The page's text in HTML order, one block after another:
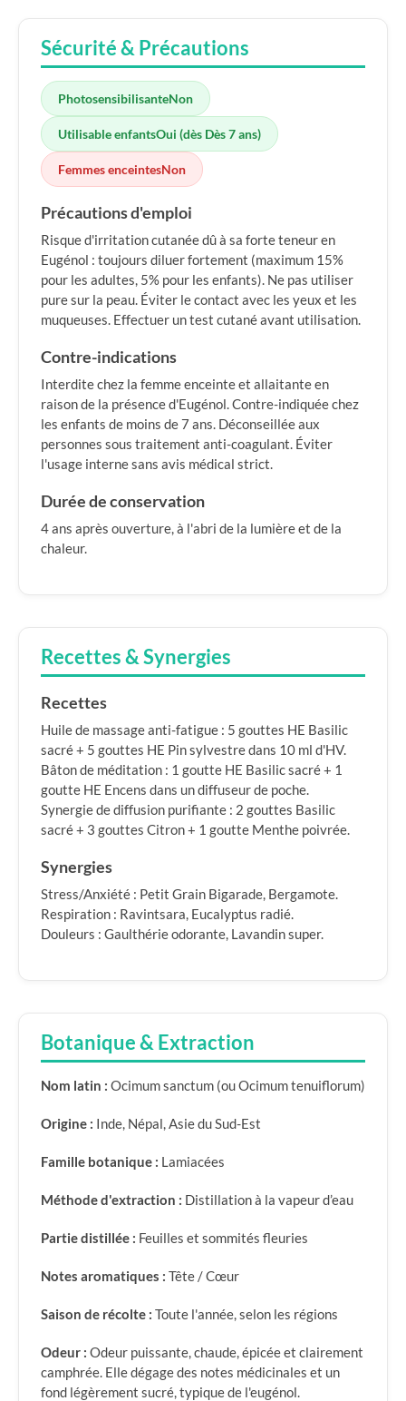
Sécurité & Précautions
PhotosensibilisanteNon
Utilisable enfantsOui (dès Dès 7 ans)
Femmes enceintesNon
Précautions d'emploi
Risque d'irritation cutanée dû à sa forte teneur en
Eugénol : toujours diluer fortement (maximum 15%
pour les adultes, 5% pour les enfants). Ne pas utiliser
pure sur la peau. Éviter le contact avec les yeux et les
muqueuses. Effectuer un test cutané avant utilisation.
Contre-indications
Interdite chez la femme enceinte et allaitante en
raison de la présence d'Eugénol. Contre-indiquée chez
les enfants de moins de 7 ans. Déconseillée aux
personnes sous traitement anti-coagulant. Éviter
l'usage interne sans avis médical strict.
Durée de conservation
4 ans après ouverture, à l'abri de la lumière et de la
chaleur.
Recettes & Synergies
Recettes
Huile de massage anti-fatigue : 5 gouttes HE Basilic
sacré + 5 gouttes HE Pin sylvestre dans 10 ml d'HV.
Bâton de méditation : 1 goutte HE Basilic sacré + 1
goutte HE Encens dans un diffuseur de poche.
Synergie de diffusion purifiante : 2 gouttes Basilic
sacré + 3 gouttes Citron + 1 goutte Menthe poivrée.
Synergies
Stress/Anxiété : Petit Grain Bigarade, Bergamote.
Respiration : Ravintsara, Eucalyptus radié.
Douleurs : Gaulthérie odorante, Lavandin super.
Botanique & Extraction
Nom latin : Ocimum sanctum (ou Ocimum tenuiflorum)
Origine : Inde, Népal, Asie du Sud-Est
Famille botanique : Lamiacées
Méthode d'extraction : Distillation à la vapeur d’eau
Partie distillée : Feuilles et sommités fleuries
Notes aromatiques : Tête / Cœur
Saison de récolte : Toute l'année, selon les régions
Odeur : Odeur puissante, chaude, épicée et clairement
camphrée. Elle dégage des notes médicinales et un
fond légèrement sucré, typique de l'eugénol.